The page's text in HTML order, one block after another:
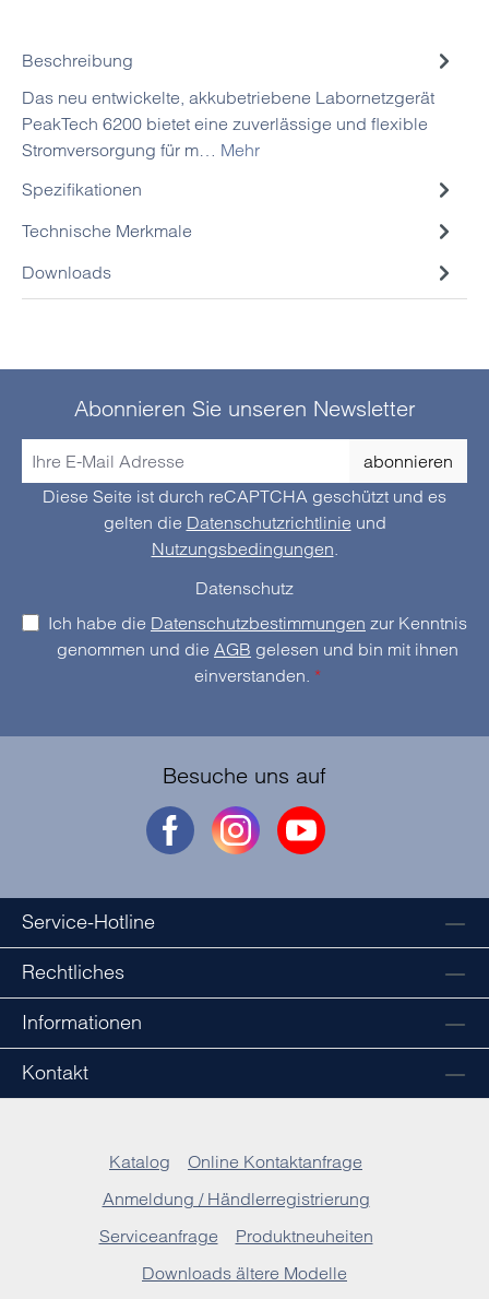
Beschreibung
Das neu entwickelte, akkubetriebene Labornetzgerät
PeakTech 6200 bietet eine zuverlässige und flexible
Stromversorgung für m… Mehr
Spezifikationen
Technische Merkmale
Downloads
Abonnieren Sie unseren Newsletter
abonnieren
Diese Seite ist durch reCAPTCHA geschützt und es
gelten die Datenschutzrichtlinie und
Nutzungsbedingungen.
Datenschutz
Ich habe die Datenschutzbestimmungen zur Kenntnis
genommen und die AGB gelesen und bin mit ihnen
einverstanden. *
Besuche uns auf
Service-Hotline
Rechtliches
Informationen
Kontakt
Katalog
Online Kontaktanfrage
Anmeldung / Händlerregistrierung
Serviceanfrage
Produktneuheiten
Downloads ältere Modelle